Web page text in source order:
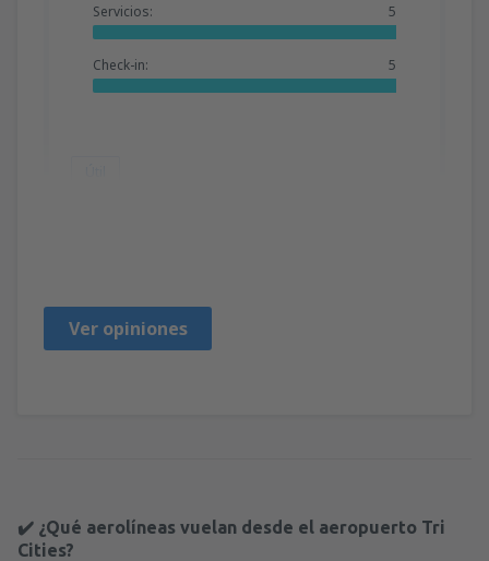
Servicios: 5
Check-in: 5
Ver opiniones
✔️ ¿Qué aerolíneas vuelan desde el aeropuerto Tri
Cities?